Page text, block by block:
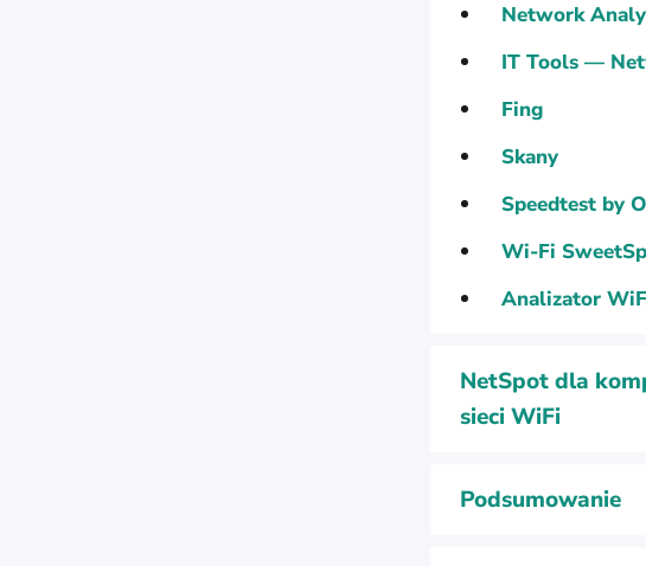
Network
IT Tools —
Fing
Skany
Speedtest by
Wi-Fi
Analizator
NetSpot dla
sieci WiFi
Podsumowanie